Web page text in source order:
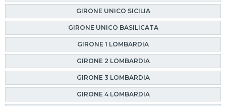
GIRONE UNICO SICILIA
GIRONE UNICO BASILICATA
GIRONE 1 LOMBARDIA
GIRONE 2 LOMBARDIA
GIRONE 3 LOMBARDIA
GIRONE 4 LOMBARDIA